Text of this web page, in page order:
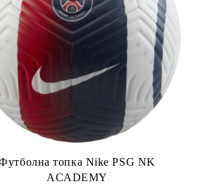
топка Nike PSG NK
ACADEMY